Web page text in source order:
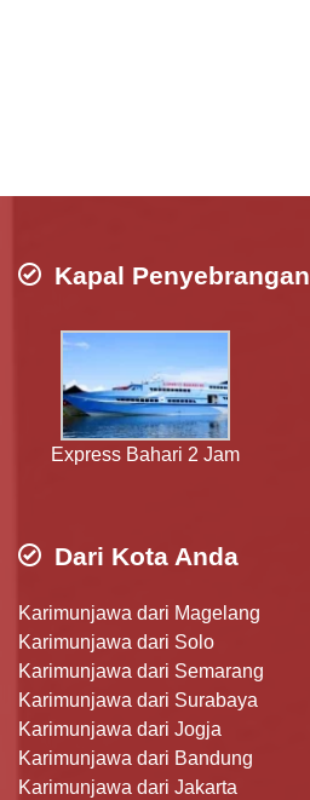
Kapal Penyebrangan
Express Bahari 2 Jam
Dari Kota Anda
Karimunjawa dari Magelang
Karimunjawa dari Solo
Karimunjawa dari Semarang
Karimunjawa dari Surabaya
Karimunjawa dari Jogja
Karimunjawa dari Bandung
Karimunjawa dari Jakarta